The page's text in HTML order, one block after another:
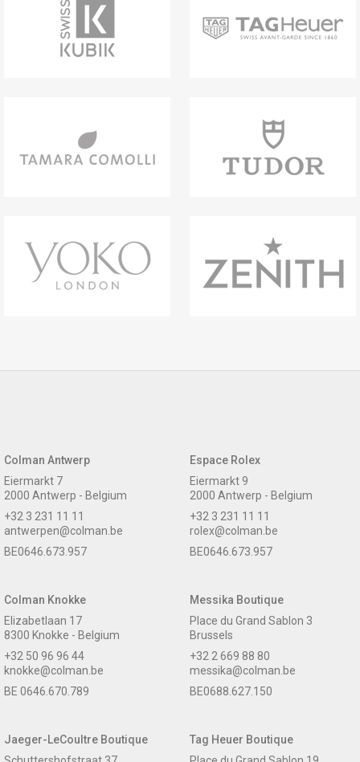
Colman Antwerp
Eiermarkt 7
2000 Antwerp - Belgium
+32 3 231 11 11
antwerpen@colman.be
BE0646.673.957
Espace Rolex
Eiermarkt 9
2000 Antwerp - Belgium
+32 3 231 11 11
rolex@colman.be
BE0646.673.957
Colman Knokke
Elizabetlaan 17
8300 Knokke - Belgium
+32 50 96 96 44
knokke@colman.be
BE 0646.670.789
Messika Boutique
Place du Grand Sablon 3
Brussels
+32 2 669 88 80
messika@colman.be
BE0688.627.150
Jaeger-LeCoultre Boutique
Tag Heuer Boutique